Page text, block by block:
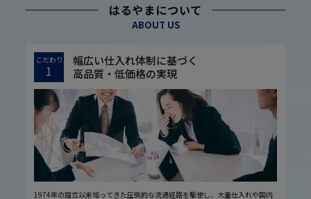
はるやまについて
ABOUT US
こだわり
1
幅広い仕入れ体制に基づく
高品質・低価格の実現
1974年の設立以来培ってきた圧倒的な流通経路を駆使し、大量仕入れや国内